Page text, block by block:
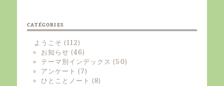
CATÉGORIES
ようこそ (112)
お知らせ (46)
テーマ別インデックス (50)
アンケート (7)
ひとことノート (8)